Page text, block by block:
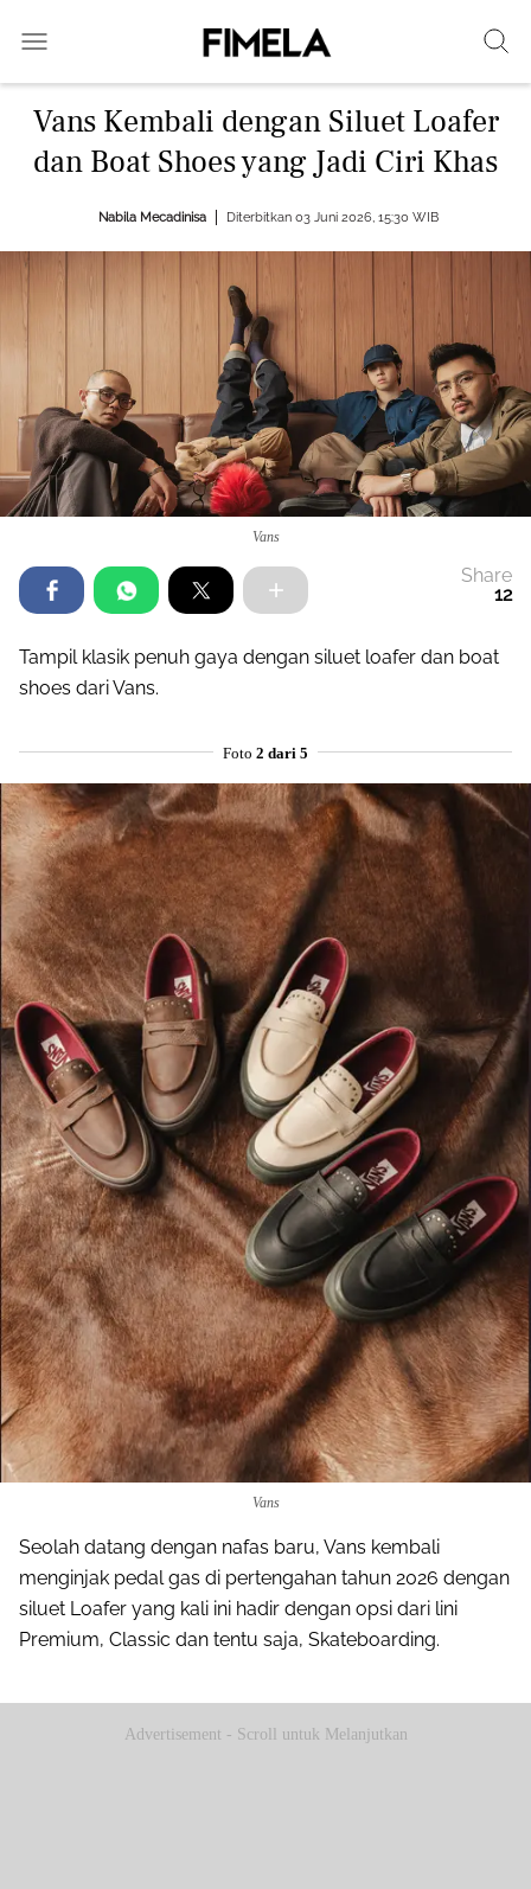
Vans Kembali dengan Siluet Loafer
dan Boat Shoes yang Jadi Ciri Khas
Nabila Mecadinisa Diterbitkan 03 Juni 2026, 15:30 WIB
Vans
Share
12
Tampil klasik penuh gaya dengan siluet loafer dan boat
shoes dari Vans.
Foto 2 dari 5
Vans
Seolah datang dengan nafas baru, Vans kembali
menginjak pedal gas di pertengahan tahun 2026 dengan
siluet Loafer yang kali ini hadir dengan opsi dari lini
Premium, Classic dan tentu saja, Skateboarding.
Advertisement - Scroll untuk Melanjutkan